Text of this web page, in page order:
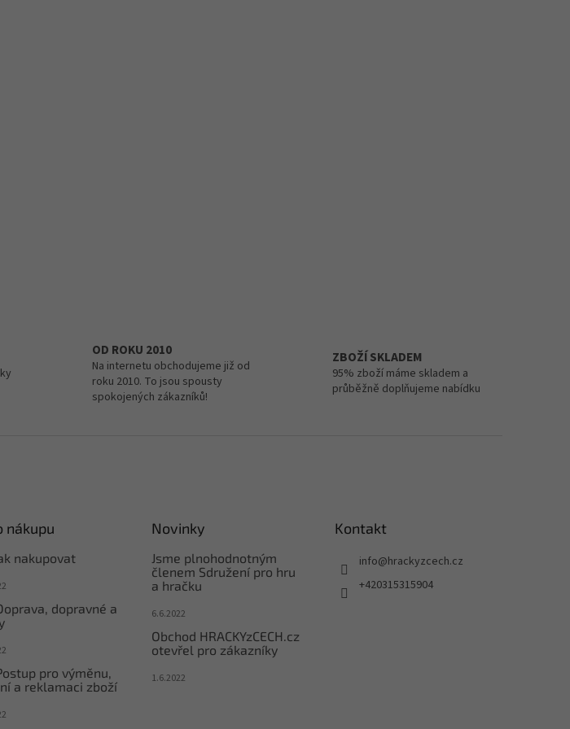
OD ROKU 2010
Na internetu obchodujeme již od
roku 2010. To jsou spousty
spokojených zákazníků!
ZBOŽÍ SKLADEM
95% zboží máme skladem a
průběžně doplňujeme nabídku
nákupu
nakupovat
dopravné a
pro výměnu,
a reklamaci zboží
Novinky
Jsme plnohodnotným
členem Sdružení pro hru
a hračku
6.6.2022
Obchod HRACKYzCECH.cz
otevřel pro zákazníky
1.6.2022
Kontakt
info@hrackyzcech.cz
+420315315904